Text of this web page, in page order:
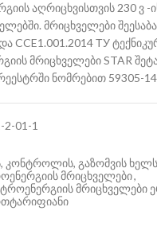
აღრიცხვისთვის 230 ვ -
მრიცხველები
CCE1.001.2014 ТУ
მრიცხველები STAR
ნომრებით 59305-
2-01-1
კონტროლის, გაზომვის
მრიცხველები,
მრიცხველები